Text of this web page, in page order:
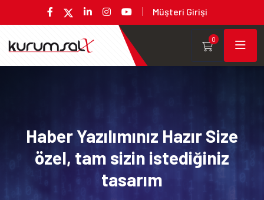
Müşteri Girişi
0
Haber Yazılımınız Hazır Size
özel, tam sizin istediğiniz
tasarım